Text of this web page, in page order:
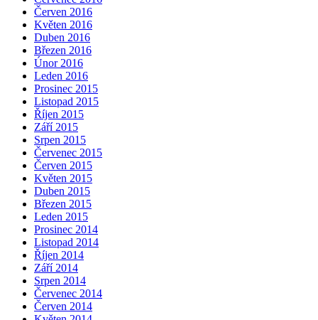
Červen 2016
Květen 2016
Duben 2016
Březen 2016
Únor 2016
Leden 2016
Prosinec 2015
Listopad 2015
Říjen 2015
Září 2015
Srpen 2015
Červenec 2015
Červen 2015
Květen 2015
Duben 2015
Březen 2015
Leden 2015
Prosinec 2014
Listopad 2014
Říjen 2014
Září 2014
Srpen 2014
Červenec 2014
Červen 2014